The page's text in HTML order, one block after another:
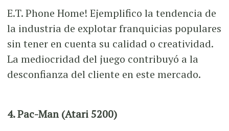
E.T. Phone Home! Ejemplifico la tendencia de
la industria de explotar franquicias populares
sin tener en cuenta su calidad o creatividad.
La mediocridad del juego contribuyó a la
desconfianza del cliente en este mercado.
4. Pac-Man (Atari 5200)